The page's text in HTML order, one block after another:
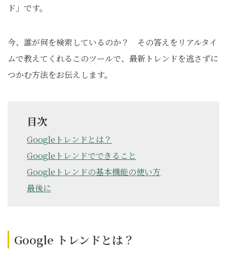
ド」です。
今、誰が何を検索しているのか？ その答えをリアルタイ
ムで教えてくれるこのツールで、最新トレンドを逃さずに
つかむ方法をお伝えします。
目次
Googleトレンドとは？
Googleトレンドでできること
Googleトレンドの基本機能の使い方
最後に
Google トレンドとは？